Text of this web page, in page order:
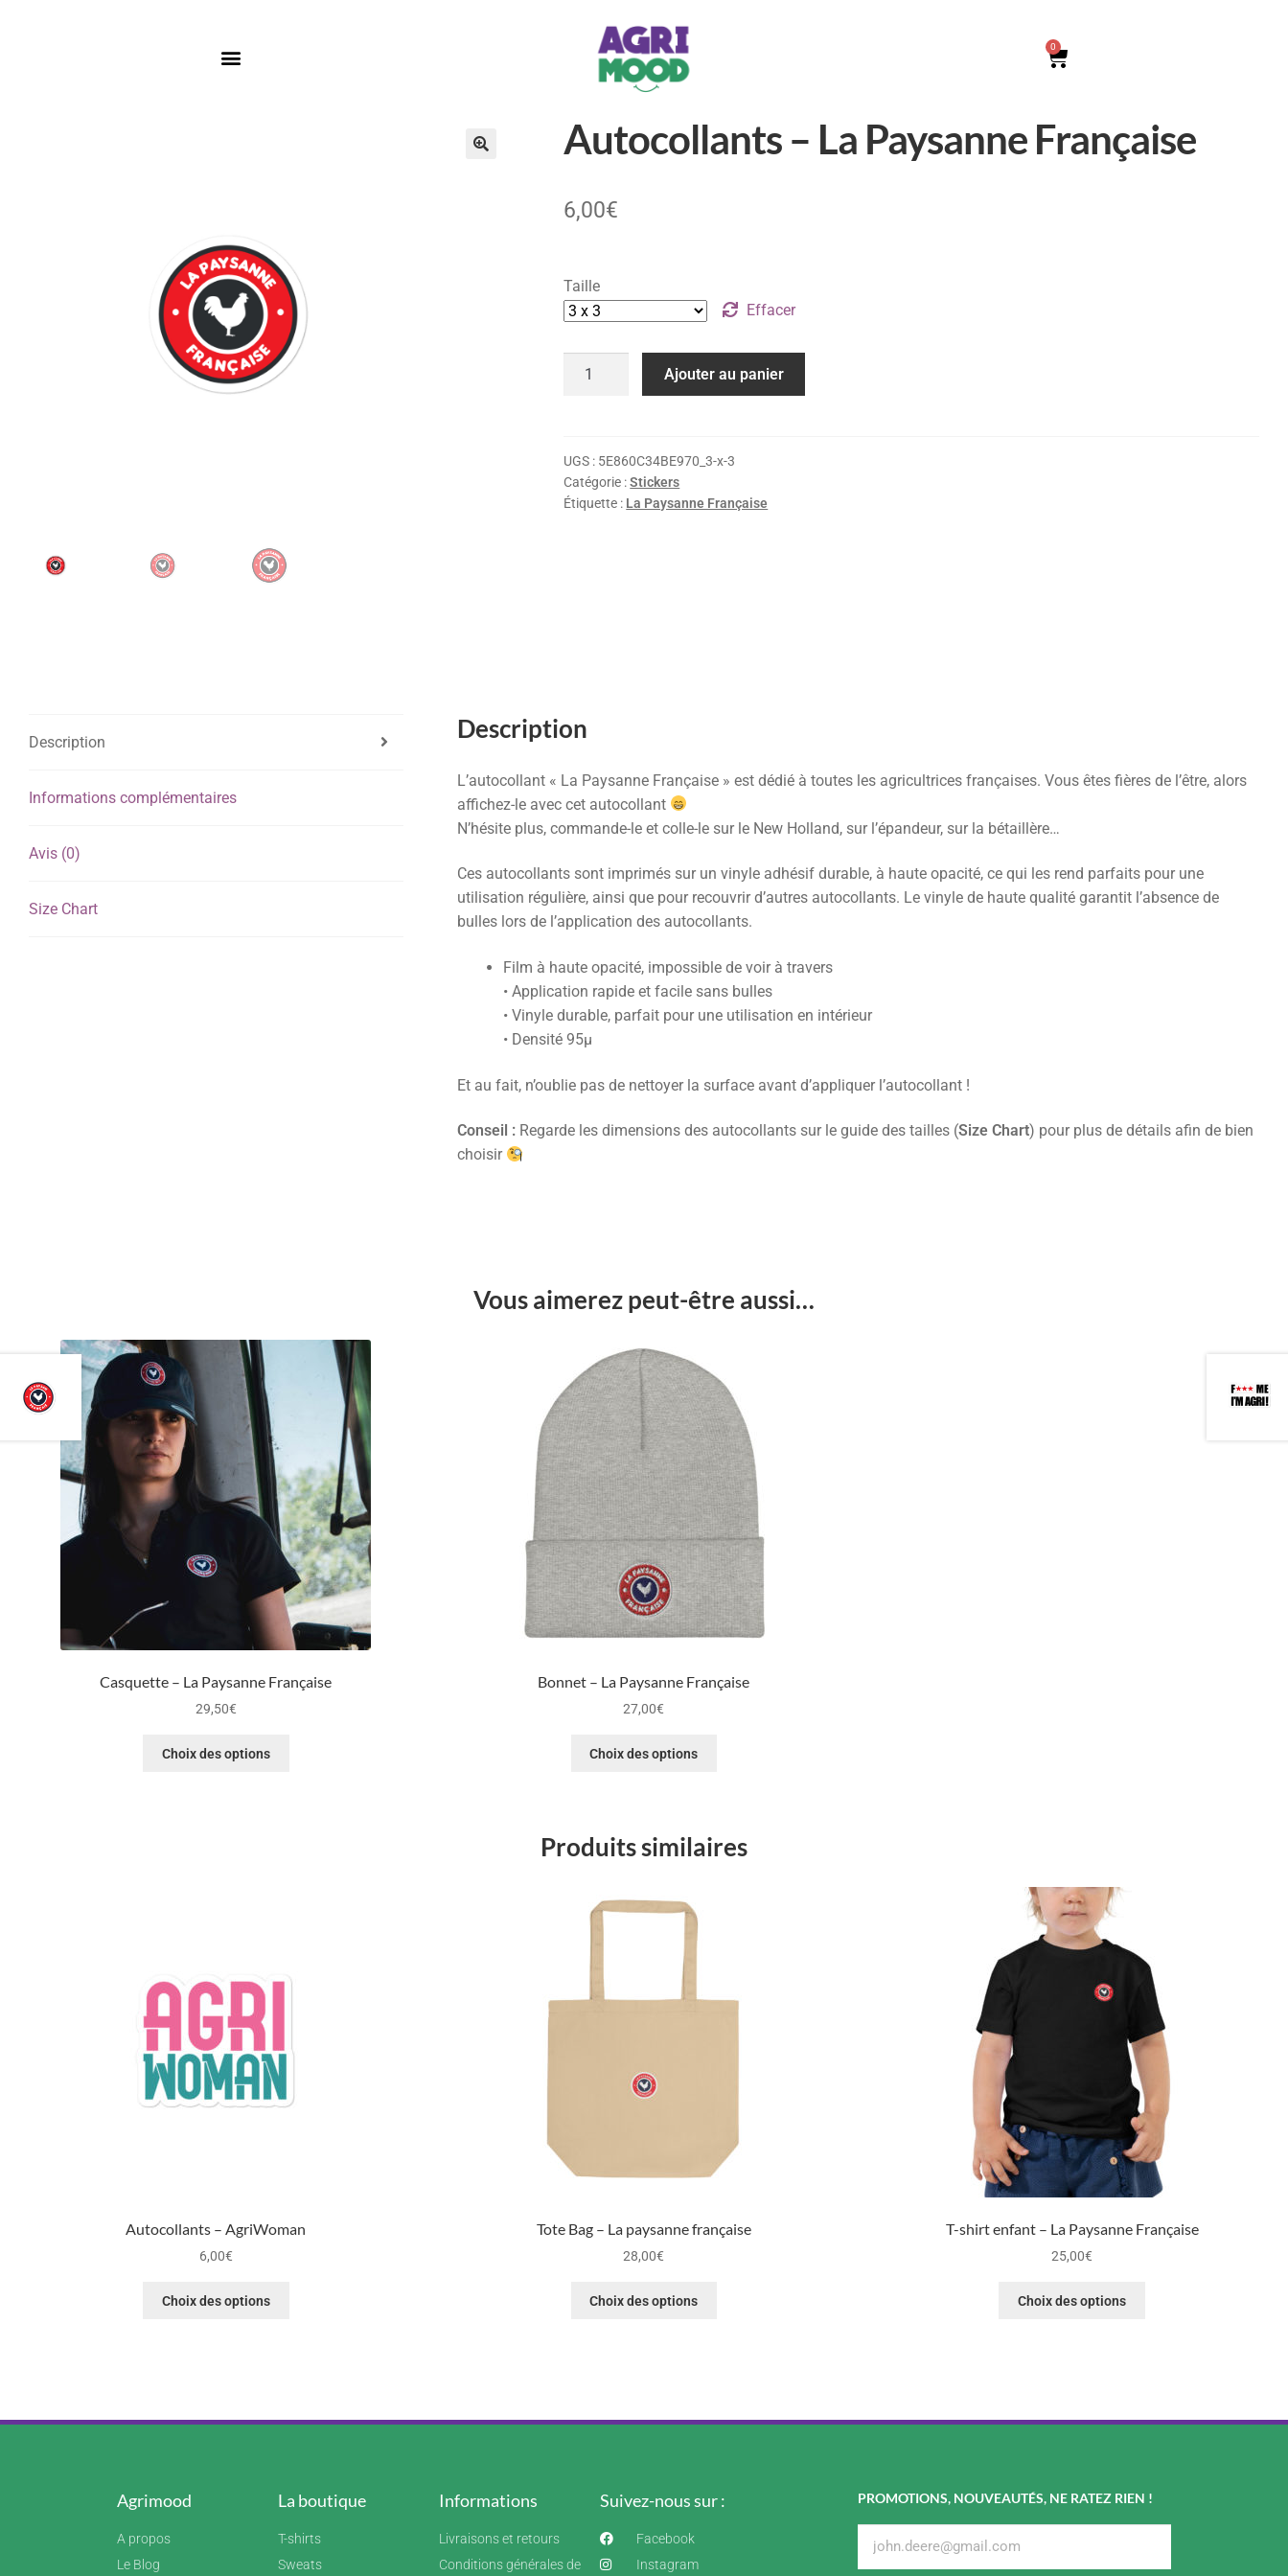
0
Autocollants – La Paysanne Française
6,00€
Taille
Effacer
Ajouter au panier
UGS : 5E860C34BE970_3-x-3
Catégorie :Stickers
Étiquette : La Paysanne Française
Description
Informations complémentaires
Avis (0)
Size Chart
Description
L’autocollant « La Paysanne Française » est dédié à toutes les agricultrices françaises. Vous êtes fières de l’être, alors
affichez-le avec cet autocollant
N’hésite plus, commande-le et colle-le sur le New Holland, sur l’épandeur, sur la bétaillère…
Ces autocollants sont imprimés sur un vinyle adhésif durable, à haute opacité, ce qui les rend parfaits pour une
utilisation régulière, ainsi que pour recouvrir d’autres autocollants. Le vinyle de haute qualité garantit l’absence de
bulles lors de l’application des autocollants.
Film à haute opacité, impossible de voir à travers
• Application rapide et facile sans bulles
• Vinyle durable, parfait pour une utilisation en intérieur
• Densité 95µ
Et au fait, n’oublie pas de nettoyer la surface avant d’appliquer l’autocollant !
Conseil :Regarde les dimensions des autocollants sur le guide des tailles (Size Chart) pour plus de détails afin de bien
choisir
Vous aimerez peut-être aussi…
Casquette – La Paysanne Française
29,50€
Choix des options
Bonnet – La Paysanne Française
27,00€
Choix des options
Produits similaires
Autocollants – AgriWoman
6,00€
Choix des options
Tote Bag – La paysanne française
28,00€
Choix des options
T-shirt enfant – La Paysanne Française
25,00€
Choix des options
Agrimood
A propos
Le Blog
La boutique
T-shirts
Sweats
Informations
Livraisons et retours
Conditions générales de
Suivez-nous sur :
Facebook
Instagram
PROMOTIONS, NOUVEAUTÉS, NE RATEZ RIEN !